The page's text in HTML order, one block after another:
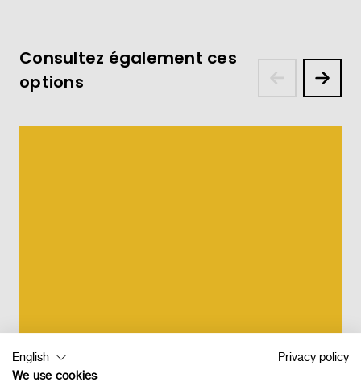
Consultez également ces
options
Alinea Suite
English
Privacy policy
We use cookies